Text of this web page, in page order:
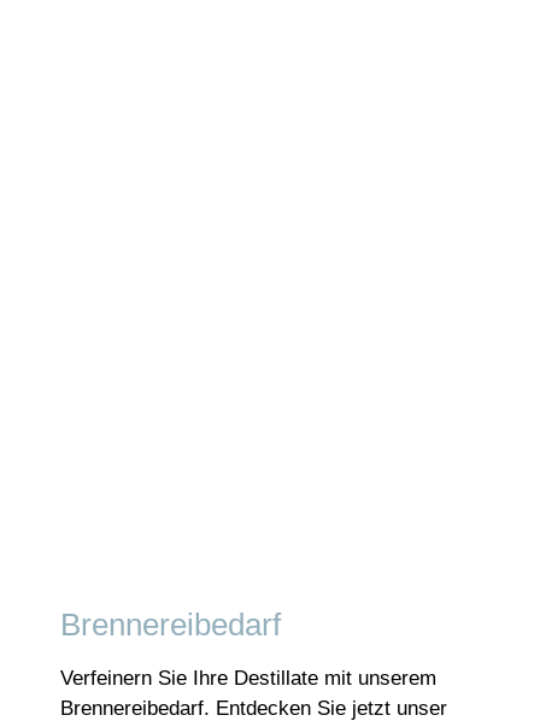
Brennereibedarf
Verfeinern Sie Ihre Destillate mit unserem
Brennereibedarf. Entdecken Sie jetzt unser